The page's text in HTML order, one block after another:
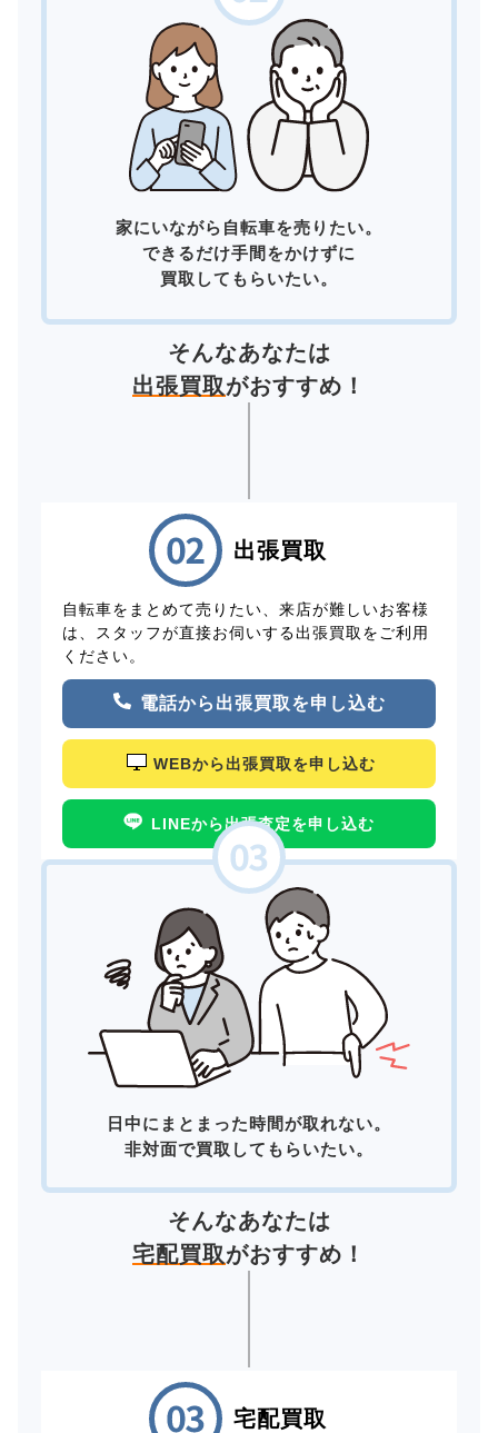
家にいながら自転車を売りたい。
できるだけ手間をかけずに
買取してもらいたい。
そんなあなたは
出張買取がおすすめ！
出張買取
自転車をまとめて売りたい、来店が難しいお客様
は、スタッフが直接お伺いする出張買取をご利用
ください。
電話から出張買取を申し込む
WEBから出張買取を申し込む
LINEから出張査定を申し込む
日中にまとまった時間が取れない。
非対面で買取してもらいたい。
そんなあなたは
宅配買取がおすすめ！
宅配買取